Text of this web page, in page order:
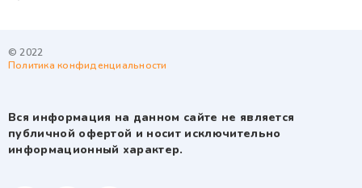
© 2022
Политика конфиденциальности
Вся информация на данном сайте не является
публичной офертой и носит исключительно
информационный характер.